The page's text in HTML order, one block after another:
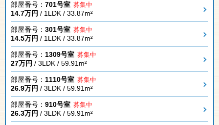
部屋番号： 701号室 募集中
14.7万円 / 1LDK / 33.87m²
部屋番号： 301号室 募集中
14.5万円 / 1LDK / 33.87m²
部屋番号： 1309号室 募集中
27万円 / 3LDK / 59.91m²
部屋番号： 1110号室 募集中
26.9万円 / 3LDK / 59.91m²
部屋番号： 910号室 募集中
26.3万円 / 3LDK / 59.91m²